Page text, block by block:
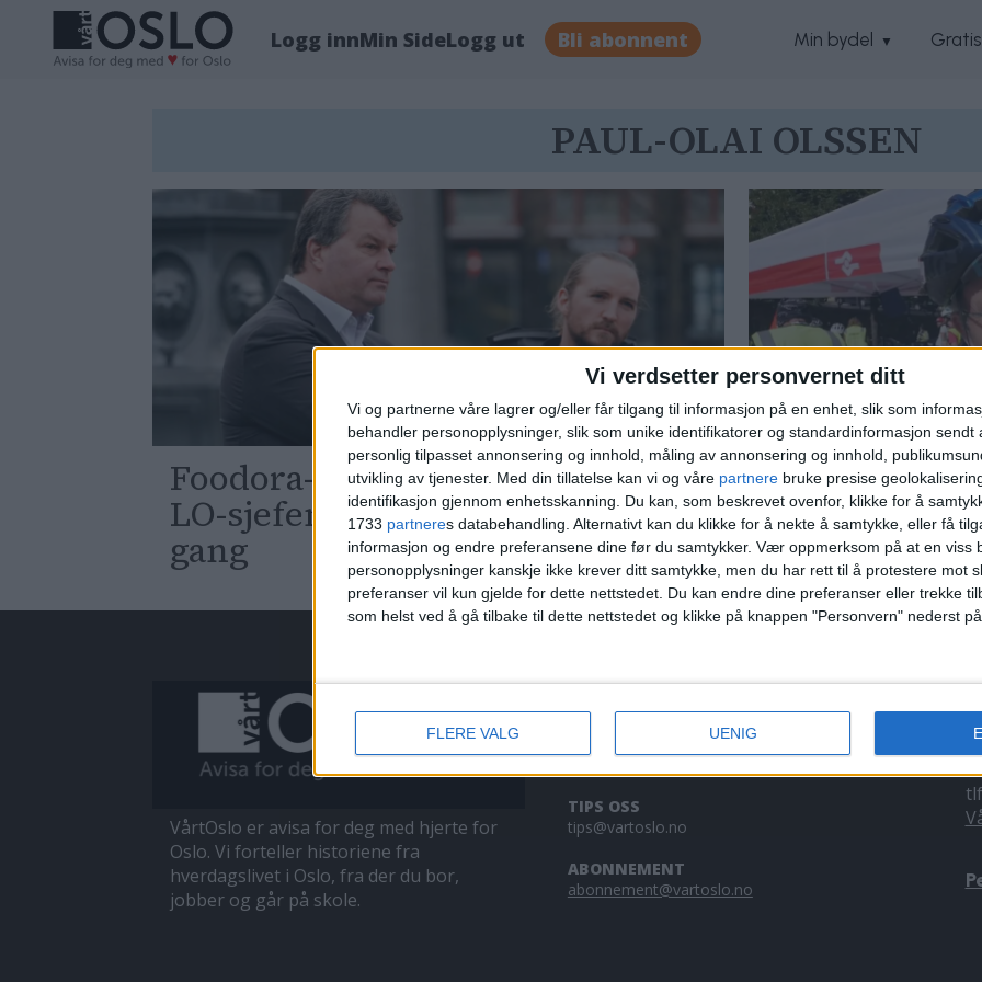
Vi verdsetter personvernet ditt
Vi og partnerne våre lagrer og/eller får tilgang til informasjon på en enhet, slik som
behandler personopplysninger, slik som unike identifikatorer og standardinformasjon sendt
personlig tilpasset annonsering og innhold, måling av annonsering og innhold,
utvikling av tjenester. Med din tillatelse kan vi og våre partnere bruke presise
identifikasjon gjennom enhetsskanning. Du kan, som beskrevet ovenfor, klikke for å
1733 partneres databehandling. Alternativt kan du klikke for å nekte å samtykke, eller få
informasjon og endre preferansene dine før du samtykker. Vær oppmerksom på at en viss
personopplysninger kanskje ikke krever ditt samtykke, men du har rett til å protestere mot
preferanser vil kun gjelde for dette nettstedet. Du kan endre dine preferanser eller trekke
som helst ved å gå tilbake til dette nettstedet og klikke på knappen "Personvern" nederst på
FLERE VALG UENIG
Logg innMin SideLogg ut Bli abonnent Min bydel
PAUL-OLAI OLSSEN
Foodora-syklistene får skryt av
LO-sjefen: – De holder hjulene i
gang
Sykkelbudene
arrangerte
hang på. Se
VårtOslo er avisa for deg med hjerte for
Oslo. Vi forteller historiene fra
hverdagslivet i Oslo, fra der du bor,
jobber og går på skole.
KONTAKT OSS
Redaktør, Vegard Velle
TIPS OSS
tips@vartoslo.no
ABONNEMENT
abonnement@vartoslo.no